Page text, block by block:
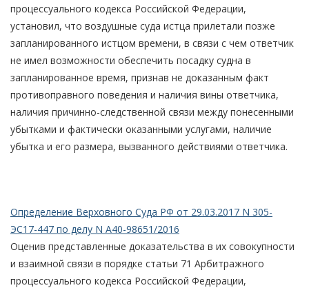
процессуального кодекса Российской Федерации,
установил, что воздушные суда истца прилетали позже
запланированного истцом времени, в связи с чем ответчик
не имел возможности обеспечить посадку судна в
запланированное время, признав не доказанным факт
противоправного поведения и наличия вины ответчика,
наличия причинно-следственной связи между понесенными
убытками и фактически оказанными услугами, наличие
убытка и его размера, вызванного действиями ответчика.
Определение Верховного Суда РФ от 29.03.2017 N 305-
ЭС17-447 по делу N А40-98651/2016
Оценив представленные доказательства в их совокупности
и взаимной связи в порядке статьи 71 Арбитражного
процессуального кодекса Российской Федерации,